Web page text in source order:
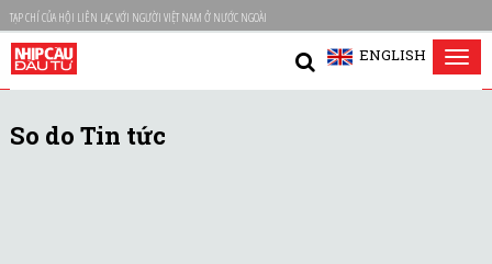
TẠP CHÍ CỦA HỘI LIÊN LẠC VỚI NGƯỜI VIỆT NAM Ở NƯỚC NGOÀI
ENGLISH
So do Tin tức